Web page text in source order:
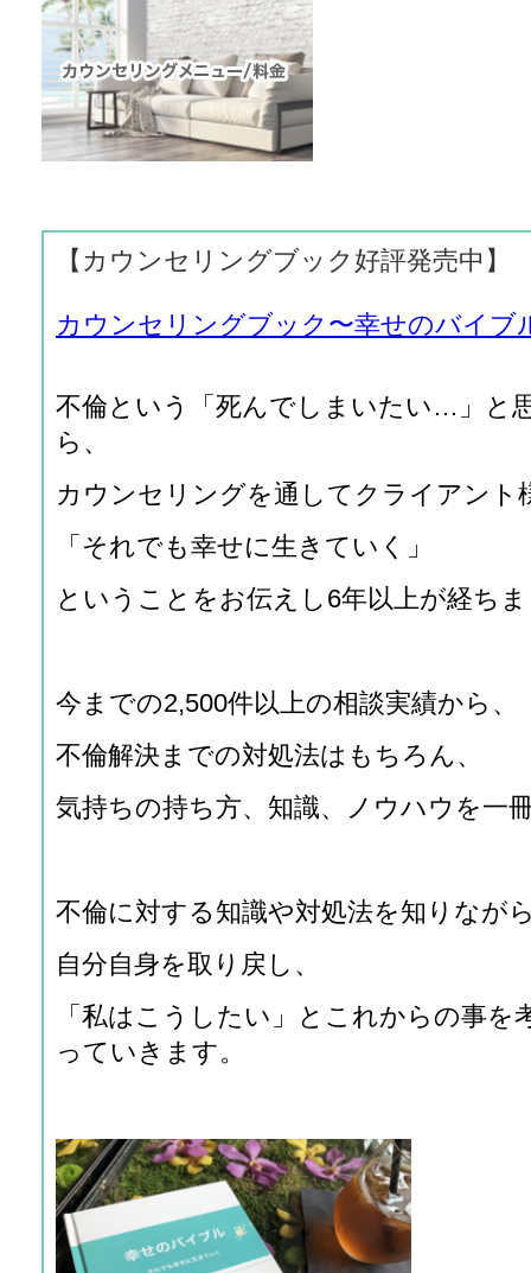
【カウンセリングブック好評発売中】
カウンセリングブック〜幸せのバイブ
不倫という「死んでしまいたい…」と
ら、
カウンセリングを通してクライアント
「それでも幸せに生きていく」
ということをお伝えし6年以上が経ち
今までの2,500件以上の相談実績から、
不倫解決までの対処法はもちろん、
気持ちの持ち方、知識、ノウハウを一
不倫に対する知識や対処法を知りなが
自分自身を取り戻し、
「私はこうしたい」とこれからの事
っていきます。